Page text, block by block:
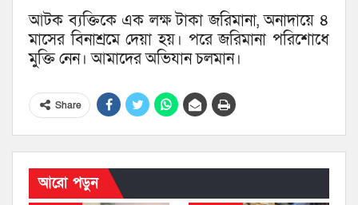
আটক ব্যক্তিকে এক লক্ষ টাকা জরিমানা, অনাদায়ে ৪
মাসের বিনাশ্রমে দেয়া হয়। পরে জরিমানা পরিশোধে
মুক্তি নেন। আমাদের অভিযান চলমান।
Share
আরো পড়ুন